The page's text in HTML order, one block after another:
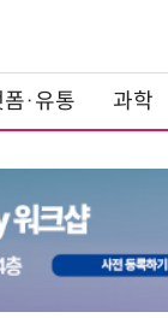
폼·유통 과학